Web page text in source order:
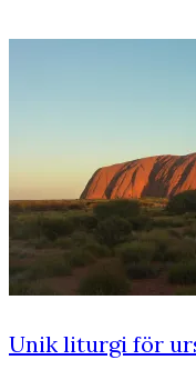
Unik liturgi för